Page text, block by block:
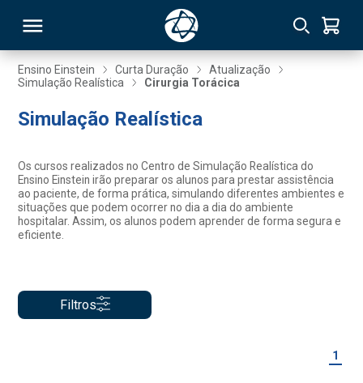
Ensino Einstein Curta Duração
Atualização
Simulação Realística
Cirurgia Torácica
Simulação Realística
Os cursos realizados no Centro de Simulação Realística do
Ensino Einstein irão preparar os alunos para prestar assistência
ao paciente, de forma prática, simulando diferentes ambientes e
situações que podem ocorrer no dia a dia do ambiente
hospitalar. Assim, os alunos podem aprender de forma segura e
eficiente.
Filtros
1